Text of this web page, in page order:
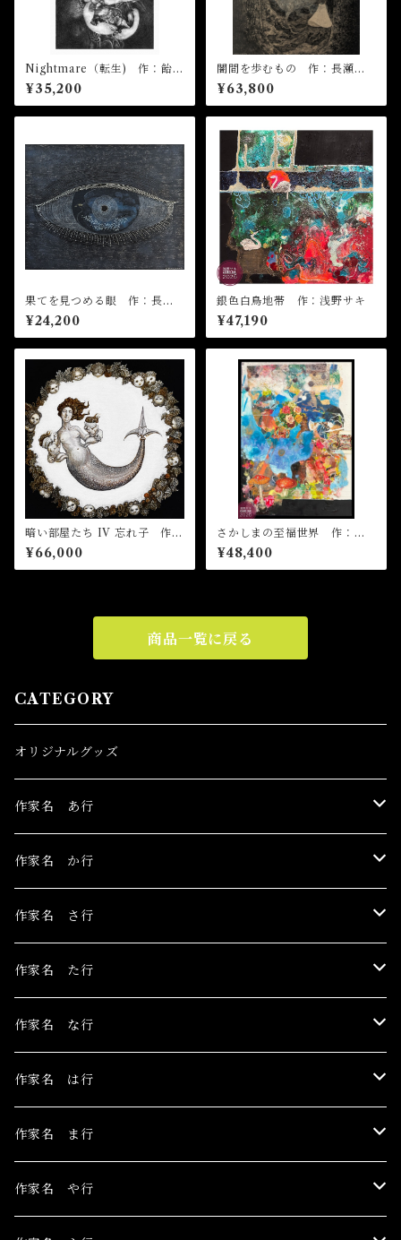
Nightmare（転生) 作：飴屋
晶貴
¥35,200
闇間を歩むもの 作：長瀬萬
純
¥63,800
果てを見つめる眼 作：長瀬
萬純
¥24,200
銀色白鳥地帯 作：浅野サキ
¥47,190
暗い部屋たち IV 忘れ子 作：
菅野まり子
¥66,000
さかしまの至福世界 作：浅
野サキ
¥48,400
商品一覧に戻る
CATEGORY
オリジナルグッズ
作家名 あ行
伊豫田晃一
浅野サキ
飴屋晶貴
杏ひろと
安藤朱里
石橋J
作家名 か行
黒木美都子
勝田麻子
草羽揺二
川村千紘
北和晃
こみや梢子
作家名 さ行
関野栄美
佐々木茜
菅野まり子
白野有
作家名 た行
玉村のどか
鳥居椿
チェリー木下
丁子紅子
作家名 な行
Toru Nogawa
中島華映
長瀬萬純
作家名 は行
日香里
ピエロピヨ子
作家名 ま行
まちゅまゆ
作家名 や行